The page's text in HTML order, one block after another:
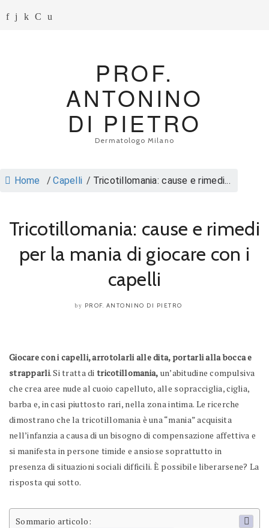
PROF.
ANTONINO
DI PIETRO
Dermatologo Milano
Home / Capelli / Tricotillomania: cause e rimedi...
Tricotillomania: cause e rimedi
per la mania di giocare con i
capelli
by PROF. ANTONINO DI PIETRO
Giocare con i capelli, arrotolarli alle dita, portarli alla bocca e
strapparli. Si tratta ditricotillomania, un’abitudine compulsiva
che crea aree nude al cuoio capelluto, alle sopracciglia, ciglia,
barba e, in casi piuttosto rari, nella zona intima. Le ricerche
dimostrano che la tricotillomania è una “mania” acquisita
nell’infanzia a causa di un bisogno di compensazione affettiva e
si manifesta in persone timide e ansiose soprattutto in
presenza di situazioni sociali difficili. È possibile liberarsene? La
risposta qui sotto.
Sommario articolo: